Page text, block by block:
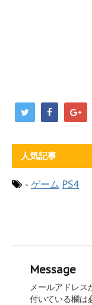
人気記事
- ゲーム PS4
Message
メールアドレス
付いている欄は